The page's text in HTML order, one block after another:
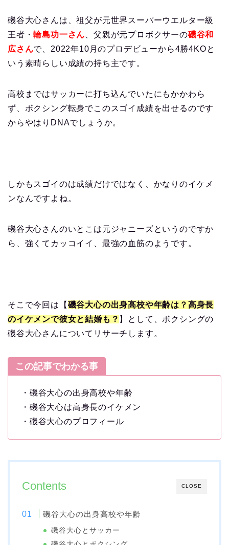
磯谷大心さんは、祖父が元世界スーパーウエルター級
王者・輪島功一さん 、父親が元プロボクサーの磯谷和
広さんで、2022年10月のプロデビューから4勝4KOと
いう素晴らしい成績の持ち主です。
高校まではサッカーに打ち込んでいたにもかかわら
ず、ボクシング転身でこのスゴイ成績を出せるのです
からやはりDNAでしょうか。
しかもスゴイのは成績だけではなく、かなりのイケメ
ンなんですよね。
磯谷大心さんのいとこは元ジャニーズというのですか
ら、強くてカッコイイ、最強の血筋のようです。
そこで今回は【 磯谷大心の出身高校や年齢は？高身長
のイケメンで彼女と結婚も？ 】として、ボクシングの
磯谷大心さんについてリサーチします。
この記事でわかる事
・磯谷大心の出身高校や年齢
・磯谷大心は高身長のイケメン
・磯谷大心のプロフィール
CLOSE
Contents
磯谷大心の出身高校や年齢
磯谷大心とサッカー